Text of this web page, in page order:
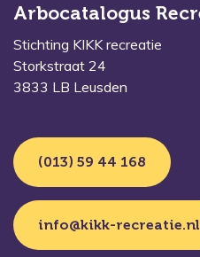
Arbocatalogus
Stichting KIKK recreatie
Storkstraat 24
3833 LB Leusden
(013) 59 44 168
info@kikk-recreatie.nl